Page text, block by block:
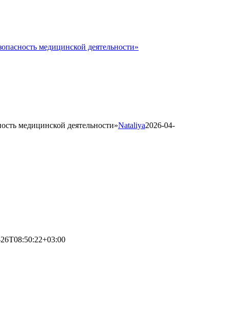
медицинской деятельности»
медицинской деятельности»Nataliya2026-04-